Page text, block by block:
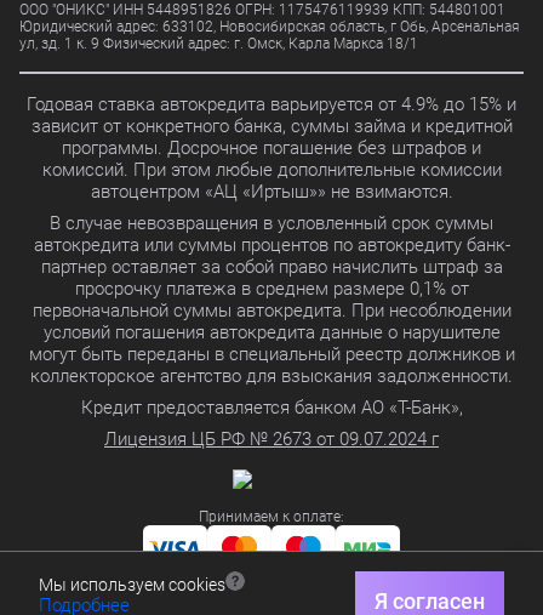
ООО "ОНИКС" ИНН 5448951826 ОГРН: 1175476119939 КПП: 544801001
Юридический адрес: 633102, Новосибирская область, г Обь, Арсенальная
ул, зд. 1 к. 9 Физический адрес: г. Омск, Карла Маркса 18/1
Годовая ставка автокредита варьируется от 4.9% до 15% и
зависит от конкретного банка, суммы займа и кредитной
программы. Досрочное погашение без штрафов и
комиссий. При этом любые дополнительные комиссии
автоцентром «АЦ «Иртыш»» не взимаются.
В случае невозвращения в условленный срок суммы
автокредита или суммы процентов по автокредиту банк-
партнер оставляет за собой право начислить штраф за
просрочку платежа в среднем размере 0,1% от
первоначальной суммы автокредита. При несоблюдении
условий погашения автокредита данные о нарушителе
могут быть переданы в специальный реестр должников и
коллекторское агентство для взыскания задолженности.
Кредит предоставляется банком АО «Т-Банк»,
Лицензия ЦБ РФ № 2673 от 09.07.2024 г
Принимаем к оплате:
Политика в отношении обработки персональных данных
Мы используем cookies
Подробнее Я согласен